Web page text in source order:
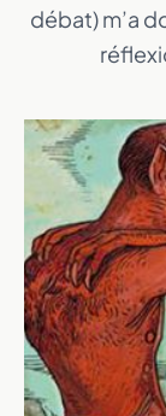
débat) m’a